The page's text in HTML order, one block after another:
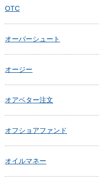
OTC
オーバーシュート
オージー
オアベター注文
オフショアファンド
オイルマネー